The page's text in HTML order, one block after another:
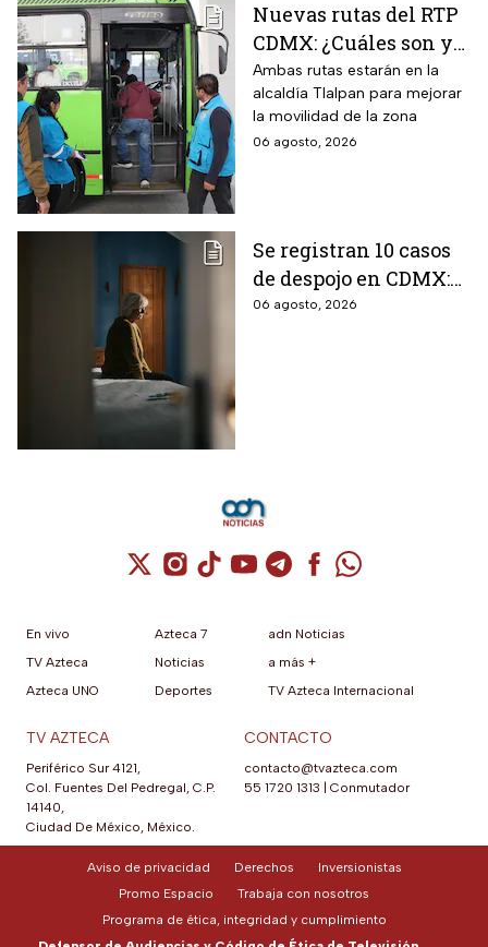
Nuevas rutas del RTP
CDMX: ¿Cuáles son y
con qué estaciones
del Metrobús
conectan?
Ambas rutas estarán en la
alcaldía Tlalpan para mejorar
la movilidad de la zona
06 agosto, 2026
Se registran 10 casos
de despojo en CDMX:
adultos mayores son
06 agosto, 2026
Cuenta de X / Twitter (se abre en una
Cuenta de Instagram (se abre en una
Cuenta de TikTok (se abre en
Cuenta de YouTube (se abre
Cuenta de Telegram (se
Cuenta de
Cuenta de
En vivo
TV Azteca
Azteca UNO
Azteca 7
Noticias
Deportes
adn Noticias
a más +
TV Azteca Internacional
TV AZTECA
Periférico Sur 4121,
Col. Fuentes Del Pedregal, C.P.
14140,
Ciudad De México, México.
CONTACTO
contacto@tvazteca.com
55 1720 1313
Conmutador
Aviso de privacidad Derechos
Inversionistas
Promo Espacio
Trabaja con nosotros
Programa de ética, integridad y cumplimiento